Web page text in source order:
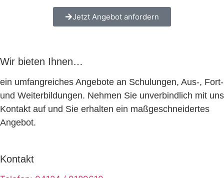
Jetzt Angebot anfordern
Wir bieten Ihnen…
ein umfangreiches Angebote an Schulungen, Aus-, Fort-
und Weiterbildungen. Nehmen Sie unverbindlich mit uns
Kontakt auf und Sie erhalten ein maßgeschneidertes
Angebot.
Kontakt